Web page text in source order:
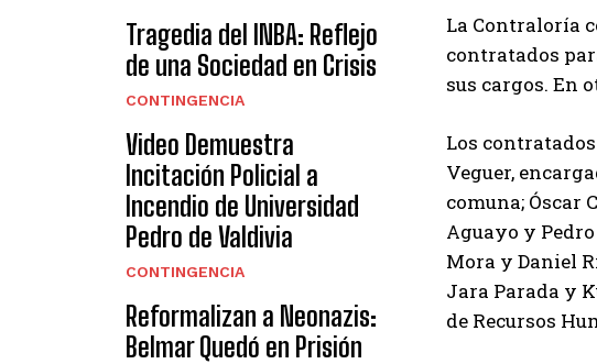
Tragedia del INBA: Reflejo
de una Sociedad en Crisis
CONTINGENCIA
Video Demuestra
Incitación Policial a
Incendio de Universidad
Pedro de Valdivia
CONTINGENCIA
Reformalizan a Neonazis:
Belmar Quedó en Prisión
La Contraloría
contratados
sus cargos. En
Los
Veguer,
comuna; Óscar
Aguayo y
Mora y Daniel
Jara Parada y
de Recursos